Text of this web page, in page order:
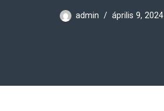
admin április 9, 2024